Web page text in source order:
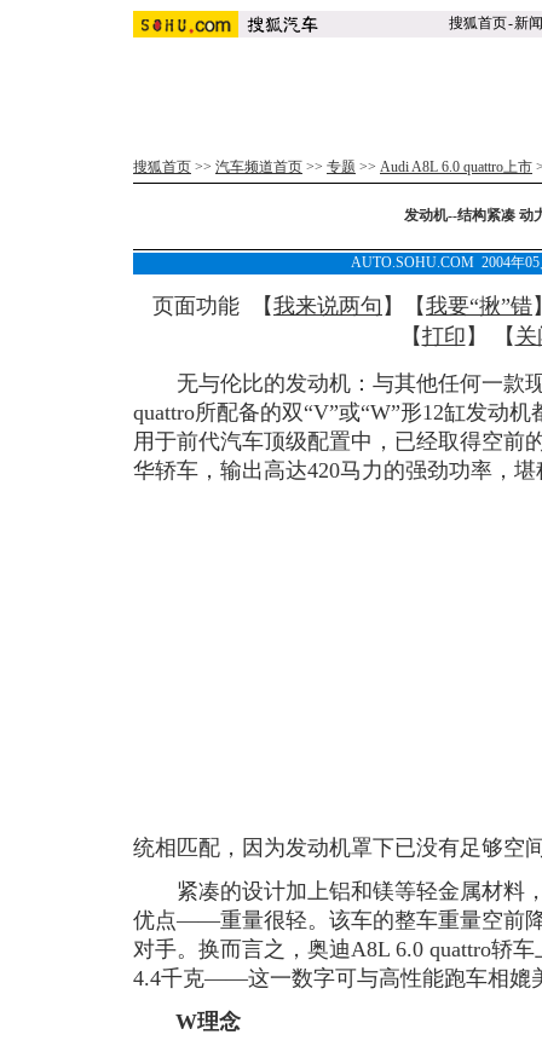
搜狐首页-新闻
搜狐首页 >> 汽车频道首页 >> 专题 >> Audi A8L 6.0 quattro上市
发动机--结构紧凑 动
AUTO.SOHU.COM 2004年
页面功能 【我来说两句 】【我要“揪”错
【打印 】 【 关
无与伦比的发动机：与其他任何一款
quattro所配备的双“V”或“W”形12缸发动
用于前代汽车顶级配置中，已经取得空前
华轿车，输出高达420马力的强劲功率，
统相匹配，因为发动机罩下已没有足够空
紧凑的设计加上铝和镁等轻金属材料
优点——重量很轻。该车的整车重量空前
对手。换而言之，奥迪A8L 6.0 quattro轿
4.4千克——这一数字可与高性能跑车相媲
W理念